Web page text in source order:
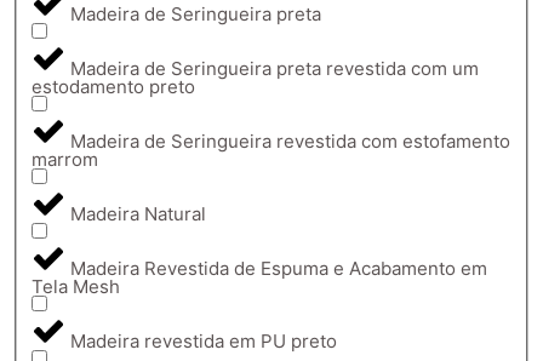
Madeira de Seringueira preta
Madeira de Seringueira preta revestida com um
estodamento preto
Madeira de Seringueira revestida com estofamento
marrom
Madeira Natural
Madeira Revestida de Espuma e Acabamento em
Tela Mesh
Madeira revestida em PU preto